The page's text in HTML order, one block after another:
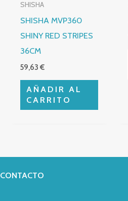
SHISHA
SHISHA MVP360
SHINY RED STRIPES
36CM
59,63€
AÑADIR AL
CARRITO
CONTACTO